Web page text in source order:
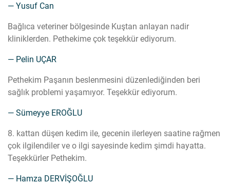
— Yusuf Can
Bağlıca veteriner bölgesinde Kuştan anlayan nadir
kliniklerden. Pethekime çok teşekkür ediyorum.
— Pelin UÇAR
Pethekim Paşanın beslenmesini düzenlediğinden beri
sağlık problemi yaşamıyor. Teşekkür ediyorum.
— Sümeyye EROĞLU
8. kattan düşen kedim ile, gecenin ilerleyen saatine rağmen
çok ilgilendiler ve o ilgi sayesinde kedim şimdi hayatta.
Teşekkürler Pethekim.
— Hamza DERVİŞOĞLU